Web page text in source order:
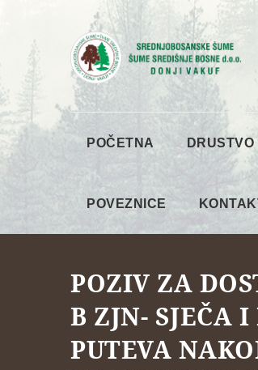
POČETNA DRUSTVO
POVEZNICE
POZIV ZA
B ZJN- SJEČA
PUTEVA